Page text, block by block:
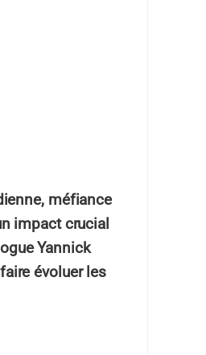
méfiance
impact crucial
Yannick
évoluer les